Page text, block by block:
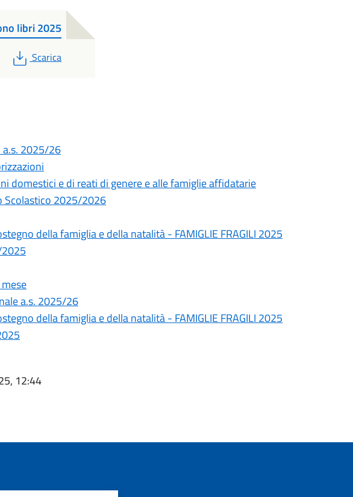
libri 2025
PDF
Scarica
2025/26
domestici e di reati di genere e alle famiglie affidatarie
Scolastico 2025/2026
della famiglia e della natalità - FAMIGLIE FRAGILI 2025
a.s. 2025/26
della famiglia e della natalità - FAMIGLIE FRAGILI 2025
12:44